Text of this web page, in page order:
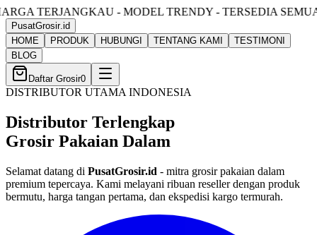
- MODEL TRENDY - TERSEDIA SEMUA UKURAN
PusatGrosir.id
HOME
PRODUK HUBUNGI TENTANG KAMI
TESTIMONI
BLOG
Daftar Grosir0
DISTRIBUTOR UTAMA INDONESIA
Distributor Terlengkap
Grosir Pakaian Dalam
Selamat datang di PusatGrosir.id - mitra grosir pakaian dalam
premium tepercaya. Kami melayani ribuan reseller dengan produk
bermutu, harga tangan pertama, dan ekspedisi kargo termurah.